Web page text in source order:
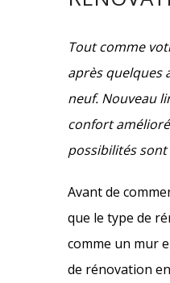
Tout comme
après quelques
neuf. Nouveau
confort
possibilités
Avant de
que le type de
comme un mur
de rénovation